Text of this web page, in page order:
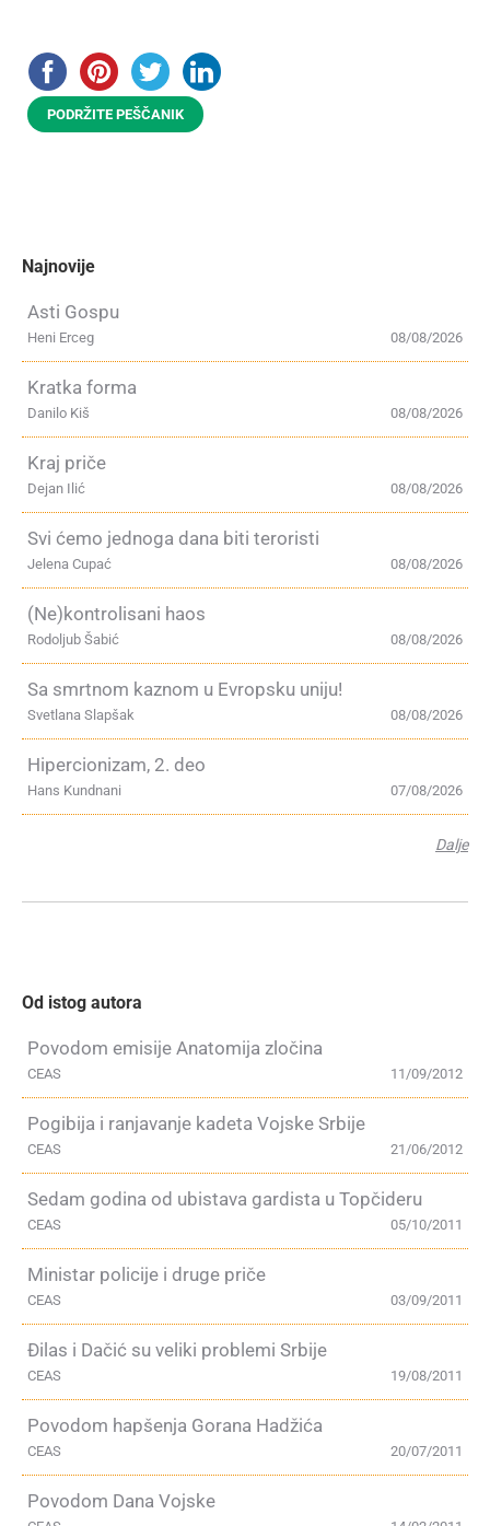
PODRŽITE PEŠČANIK
Najnovije
Asti Gospu
08/08/2026
Heni Erceg
Kratka forma
08/08/2026
Danilo Kiš
Kraj priče
08/08/2026
Dejan Ilić
Svi ćemo jednoga dana biti teroristi
08/08/2026
Jelena Cupać
(Ne)kontrolisani haos
08/08/2026
Rodoljub Šabić
Sa smrtnom kaznom u Evropsku uniju!
08/08/2026
Svetlana Slapšak
Hipercionizam, 2. deo
07/08/2026
Hans Kundnani
Dalje
Od istog autora
Povodom emisije Anatomija zločina
11/09/2012
CEAS
Pogibija i ranjavanje kadeta Vojske Srbije
21/06/2012
CEAS
Sedam godina od ubistava gardista u Topčideru
05/10/2011
CEAS
Ministar policije i druge priče
03/09/2011
CEAS
Đilas i Dačić su veliki problemi Srbije
19/08/2011
CEAS
Povodom hapšenja Gorana Hadžića
20/07/2011
CEAS
Povodom Dana Vojske